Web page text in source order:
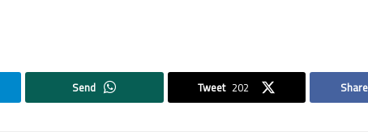
Share
Tweet 202
Send